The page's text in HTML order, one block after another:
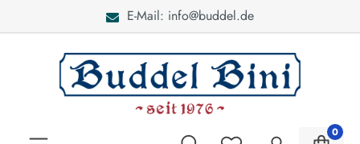
E-Mail: info@buddel.de
0